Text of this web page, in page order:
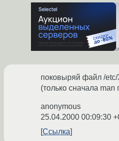
поковыряй файл /
(только сначала man
anonymous
25.04.2000 00:09:30
Ссылка